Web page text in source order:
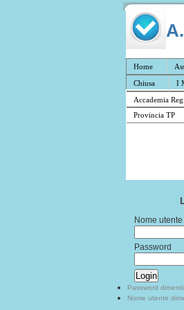
Home
Chiusa
I
Accademia
Provincia TP
Nome utente
Password
Password
Nome utente